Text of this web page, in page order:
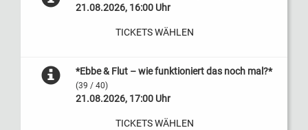
21.08.2026, 16:00 Uhr
TICKETS WÄHLEN
*Ebbe & Flut – wie funktioniert das noch mal?*
(39 / 40)
21.08.2026, 17:00 Uhr
TICKETS WÄHLEN